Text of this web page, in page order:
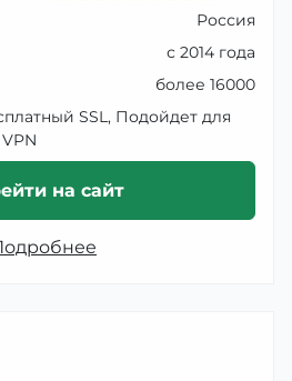
Россия
с 2014 года
более 16000
SSL, Подойдет для
на сайт